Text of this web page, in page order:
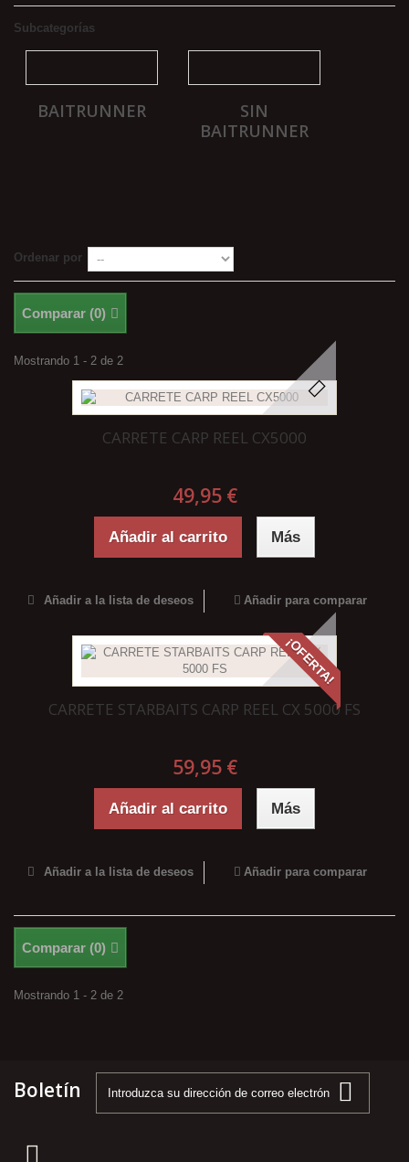
Subcategorías
BAITRUNNER
SIN
BAITRUNNER
Ordenar por
Comparar (0)
Mostrando 1 - 2 de 2
CARRETE CARP REEL CX5000
49,95 €
Añadir al carrito Más
Añadir a la lista de deseos Añadir para comparar
¡OFERTA!
CARRETE STARBAITS CARP REEL CX 5000 FS
59,95 €
Añadir al carrito Más
Añadir a la lista de deseos Añadir para comparar
Comparar (0)
Mostrando 1 - 2 de 2
Boletín